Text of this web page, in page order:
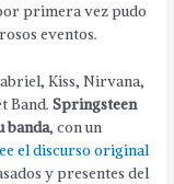
primera vez pudo
eventos.
Kiss, Nirvana,
Band.Springsteen
banda, con un
el discurso original
y presentes del